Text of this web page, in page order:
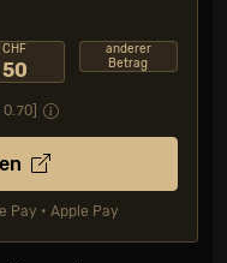
CHF
50
anderer
Betrag
0.70
Pay • Apple Pay